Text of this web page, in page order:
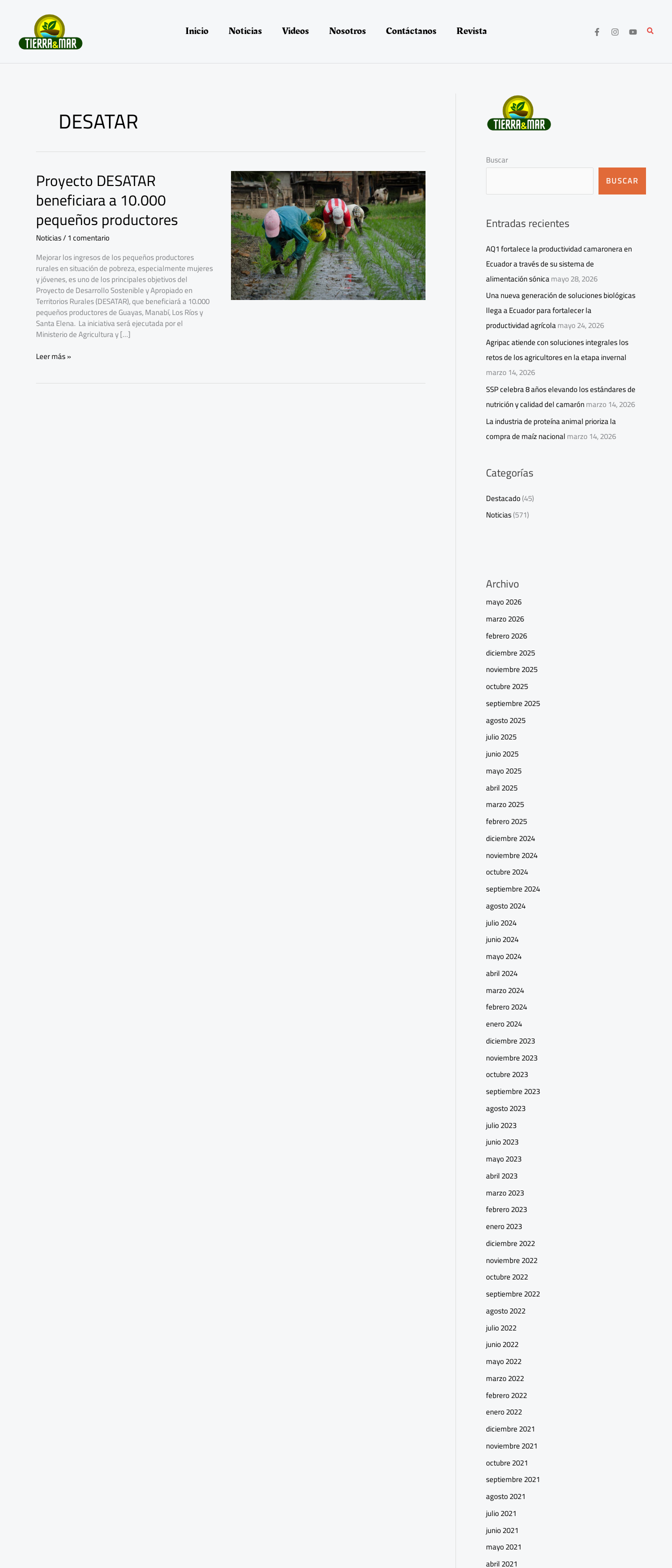
Inicio Noticias Videos Nosotros Contáctanos Revista Buscar
DESATAR
Proyecto DESATAR
beneficiara a 10.000
pequeños productores
Noticias/1 comentario
Mejorar los ingresos de los pequeños productores
rurales en situación de pobreza, especialmente mujeres
y jóvenes, es uno de los principales objetivos del
Proyecto de Desarrollo Sostenible y Apropiado en
Territorios Rurales (DESATAR), que beneficiará a 10.000
pequeños productores de Guayas, Manabí, Los Ríos y
Santa Elena. La iniciativa será ejecutada por el
Ministerio de Agricultura y […]
Proyecto
DESATAR
beneficiara
a
10.000
pequeños
productores
Leer más »
Buscar
BUSCAR
Entradas recientes
AQ1 fortalece la productividad camaronera en
Ecuador a través de su sistema de
alimentación sónicamayo 28, 2026
Una nueva generación de soluciones biológicas
llega a Ecuador para fortalecer la
productividad agrícolamayo 24, 2026
Agripac atiende con soluciones integrales los
retos de los agricultores en la etapa invernal
marzo 14, 2026
SSP celebra 8 años elevando los estándares de
nutrición y calidad del camarónmarzo 14, 2026
La industria de proteína animal prioriza la
compra de maíz nacionalmarzo 14, 2026
Categorías
Destacado(45)
Noticias(571)
Archivo
mayo 2026
marzo 2026
febrero 2026
diciembre 2025
noviembre 2025
octubre 2025
septiembre 2025
agosto 2025
julio 2025
junio 2025
mayo 2025
abril 2025
marzo 2025
febrero 2025
diciembre 2024
noviembre 2024
octubre 2024
septiembre 2024
agosto 2024
julio 2024
junio 2024
mayo 2024
abril 2024
marzo 2024
febrero 2024
enero 2024
diciembre 2023
noviembre 2023
octubre 2023
septiembre 2023
agosto 2023
julio 2023
junio 2023
mayo 2023
abril 2023
marzo 2023
febrero 2023
enero 2023
diciembre 2022
noviembre 2022
octubre 2022
septiembre 2022
agosto 2022
julio 2022
junio 2022
mayo 2022
marzo 2022
febrero 2022
enero 2022
diciembre 2021
noviembre 2021
octubre 2021
septiembre 2021
agosto 2021
julio 2021
junio 2021
mayo 2021
abril 2021